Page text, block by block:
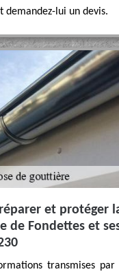
demandez-lui un devis.
et protéger
de Fondettes et
transmises